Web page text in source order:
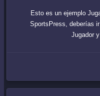
Esto es un ejemplo
SportsPress, deberías
Jugador y